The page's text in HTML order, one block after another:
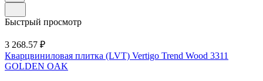
Быстрый просмотр
3 268.57 ₽
Кварцвиниловая плитка (LVT) Vertigo Trend Wood 3311
GOLDEN OAK